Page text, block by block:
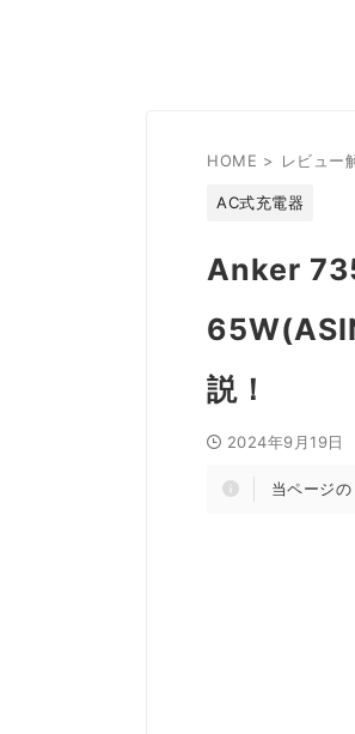
HOME > レビュー
AC式充電器
Anker
説！
2024年9月19日
当ページ